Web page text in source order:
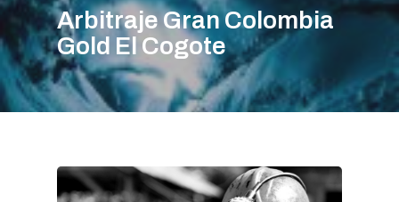
Arbitraje Gran Colombia
Gold El Cogote